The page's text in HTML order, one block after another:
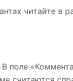
читайте в